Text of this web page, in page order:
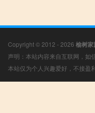
Copyright © 2012 - 2026 榆树家
声明：本站内容来自互联网，如
本站仅为个人兴趣爱好，不接盈